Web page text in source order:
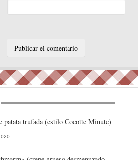
patata trufada (estilo Cocotte Minute)